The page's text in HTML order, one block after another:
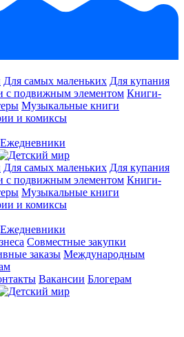
Для самых маленьких Для купания
с подвижным элементом Книги-
Музыкальные книги
и комиксы
Ежедневники
Для самых маленьких Для купания
с подвижным элементом Книги-
Музыкальные книги
и комиксы
Ежедневники
Совместные закупки
заказы Международным
Вакансии Блогерам